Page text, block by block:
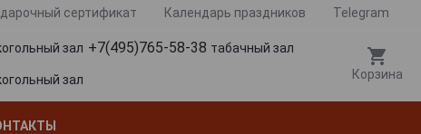
сертификат Календарь праздников Telegram
зал +7(495)765-58-38 табачный зал
зал Корзина